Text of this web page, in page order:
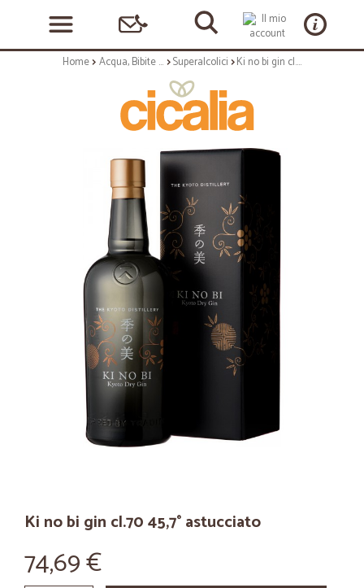
Home Acqua, Bibite e Alcolici Superalcolici Ki no bi gin cl.70 45,7° astucciato
Ki no bi gin cl.70 45,7° astucciato
74,69 €